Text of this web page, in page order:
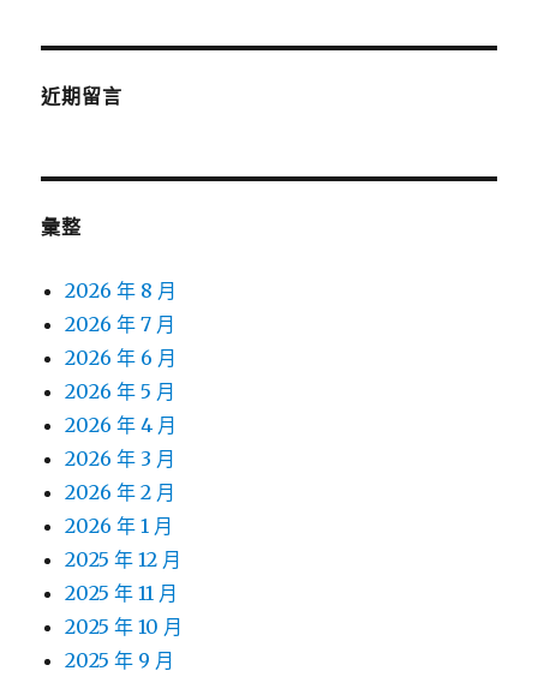
近期留言
彙整
2026 年 8 月
2026 年 7 月
2026 年 6 月
2026 年 5 月
2026 年 4 月
2026 年 3 月
2026 年 2 月
2026 年 1 月
2025 年 12 月
2025 年 11 月
2025 年 10 月
2025 年 9 月